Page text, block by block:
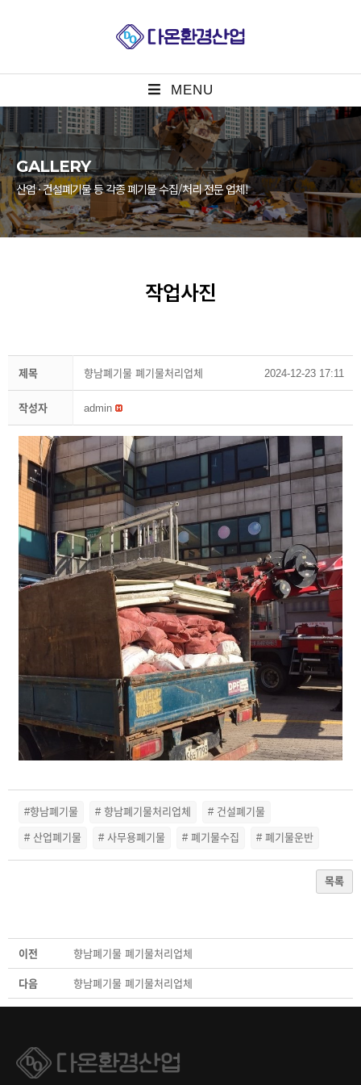
MENU
GALLERY
산업 · 건설폐기물 등 각종 폐기물 수집/처리 전문 업체!
작업사진
제목 향남폐기물 폐기물처리업체 2024-12-23 17:11
작성자 admin
#향남폐기물 # 향남폐기물처리업체 # 건설폐기물
# 산업폐기물 # 사무용폐기물 # 폐기물수집 # 폐기물운반
목록
이전 향남폐기물 폐기물처리업체
다음 향남폐기물 폐기물처리업체